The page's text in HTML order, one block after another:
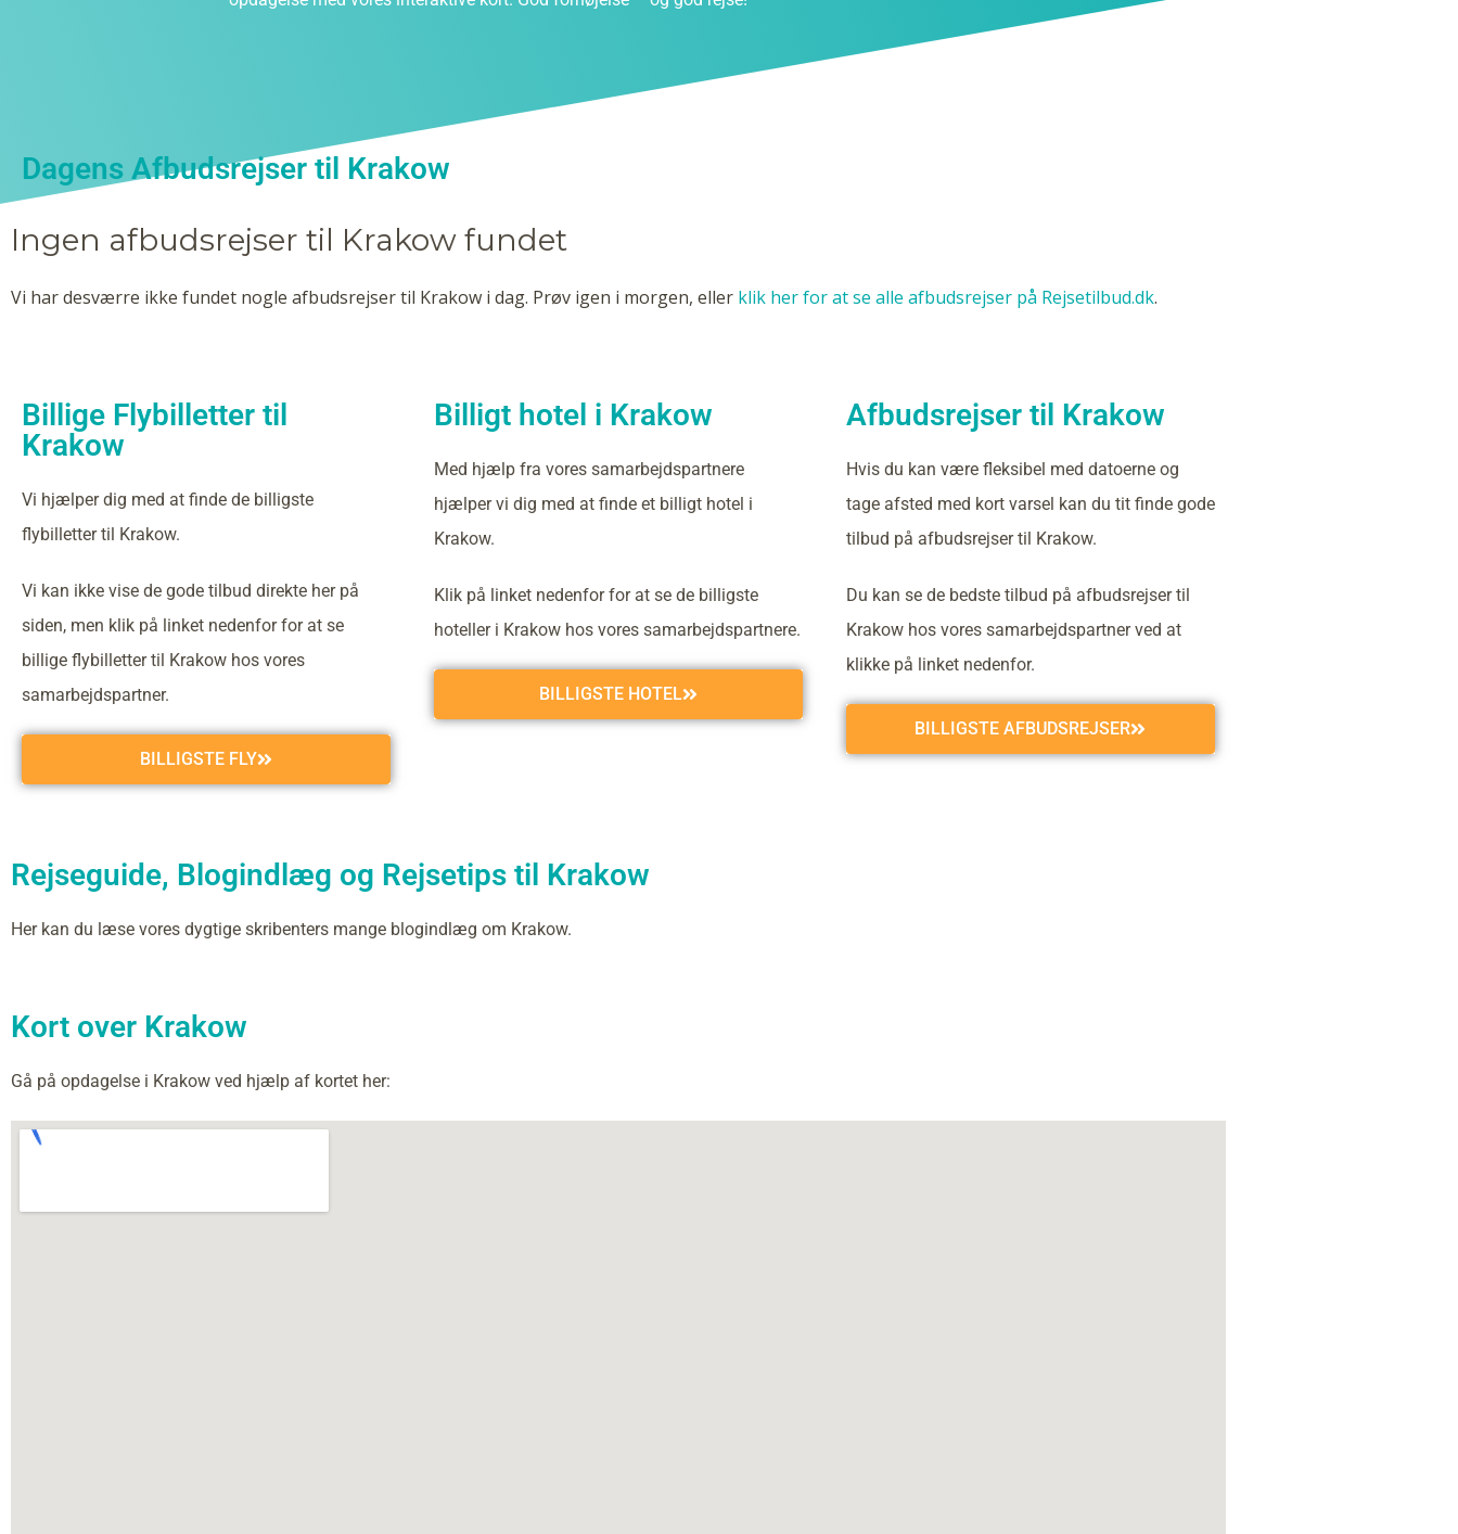
Dagens Afbudsrejser til Krakow
Ingen afbudsrejser til Krakow fundet
Vi har desværre ikke fundet nogle afbudsrejser til Krakow i dag. Prøv igen i morgen, eller klik her for at se alle afbudsrejser på Rejsetilbud.dk.
Billige Flybilletter til
Krakow
Vi hjælper dig med at finde de billigste
flybilletter til Krakow.
Vi kan ikke vise de gode tilbud direkte her på
siden, men klik på linket nedenfor for at se
billige flybilletter til Krakow hos vores
samarbejdspartner.
BILLIGSTE FLY
Billigt hotel i Krakow
Med hjælp fra vores samarbejdspartnere
hjælper vi dig med at finde et billigt hotel i
Krakow.
Klik på linket nedenfor for at se de billigste
hoteller i Krakow hos vores samarbejdspartnere.
BILLIGSTE HOTEL
Afbudsrejser til Krakow
Hvis du kan være fleksibel med datoerne og
tage afsted med kort varsel kan du tit finde gode
tilbud på afbudsrejser til Krakow.
Du kan se de bedste tilbud på afbudsrejser til
Krakow hos vores samarbejdspartner ved at
klikke på linket nedenfor.
BILLIGSTE AFBUDSREJSER
Rejseguide, Blogindlæg og Rejsetips til Krakow
Her kan du læse vores dygtige skribenters mange blogindlæg om Krakow.
Kort over Krakow
Gå på opdagelse i Krakow ved hjælp af kortet her: